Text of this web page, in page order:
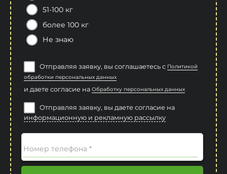
51-100 кг
более 100 кг
Не знаю
Отправляя заявку, вы соглашаетесь с Политикой
обработки персональных данных
и даете согласие на Обработку персональных данных
Отправляя заявку, вы даете согласие на
информационную и рекламную рассылку
Номер телефона *